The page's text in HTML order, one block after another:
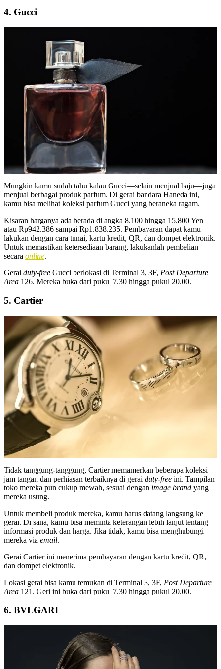
4. Gucci
Mungkin kamu sudah tahu kalau Gucci—selain menjual baju—juga
menjual berbagai produk parfum. Di gerai bandara Haneda ini,
kamu bisa melihat koleksi parfum Gucci yang beraneka ragam.
Kisaran harganya ada berada di angka 8.100 hingga 15.800 Yen
atau Rp942.386 sampai Rp1.838.235. Pembayaran dapat kamu
lakukan dengan cara tunai, kartu kredit, QR, dan dompet elektronik.
Untuk memastikan ketersediaan barang, lakukanlah pembelian
secara online.
Gerai duty-free Gucci berlokasi di Terminal 3, 3F, Post Departure
Area 126. Mereka buka dari pukul 7.30 hingga pukul 20.00.
5. Cartier
Tidak tanggung-tanggung, Cartier memamerkan beberapa koleksi
jam tangan dan perhiasan terbaiknya di gerai duty-free ini. Tampilan
toko mereka pun cukup mewah, sesuai dengan image brand yang
mereka usung.
Untuk membeli produk mereka, kamu harus datang langsung ke
gerai. Di sana, kamu bisa meminta keterangan lebih lanjut tentang
informasi produk dan harga. Jika tidak, kamu bisa menghubungi
mereka via email.
Gerai Cartier ini menerima pembayaran dengan kartu kredit, QR,
dan dompet elektronik.
Lokasi gerai bisa kamu temukan di Terminal 3, 3F, Post Departure
Area 121. Geri ini buka dari pukul 7.30 hingga pukul 20.00.
6. BVLGARI